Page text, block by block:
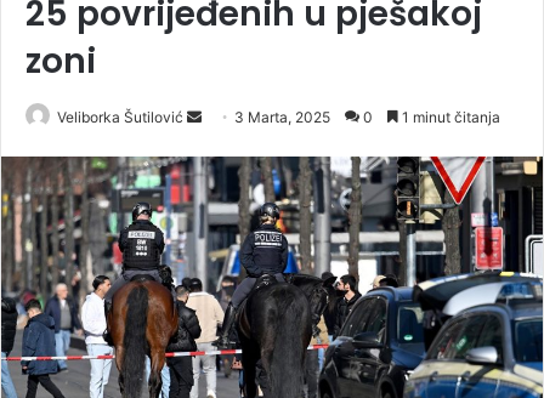
25 povrijeđenih u pješakoj
zoni
Veliborka Šutilović
n
d
a
n
e
m
a
i
3 Marta, 2025 0 1 minut čitanja